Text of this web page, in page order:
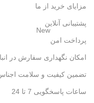
مزایای خرید از ما
پشتیبانی آنلاین
پرداخت امن
New
امکان نگهداری سفارش در
تضمین کیفیت و سلامت
ساعات پاسخگویی 7 تا 24